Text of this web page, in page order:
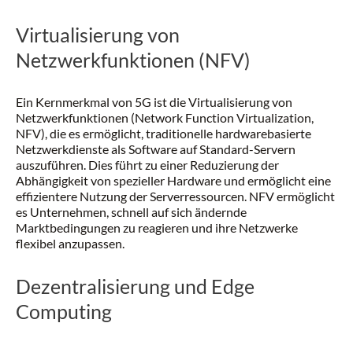
Virtualisierung von
Netzwerkfunktionen (NFV)
Ein Kernmerkmal von 5G ist die Virtualisierung von
Netzwerkfunktionen (Network Function Virtualization,
NFV), die es ermöglicht, traditionelle hardwarebasierte
Netzwerkdienste als Software auf Standard-Servern
auszuführen. Dies führt zu einer Reduzierung der
Abhängigkeit von spezieller Hardware und ermöglicht eine
effizientere Nutzung der Serverressourcen. NFV ermöglicht
es Unternehmen, schnell auf sich ändernde
Marktbedingungen zu reagieren und ihre Netzwerke
flexibel anzupassen.
Dezentralisierung und Edge
Computing